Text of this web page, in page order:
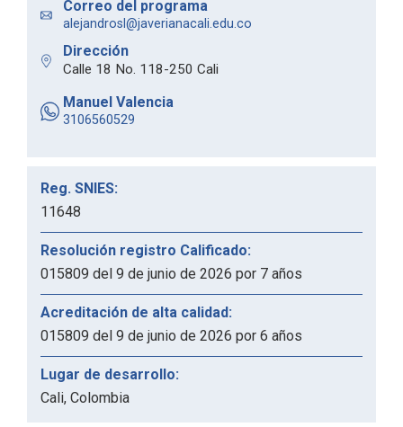
Correo del programa
alejandrosl@javerianacali.edu.co
Dirección
Calle 18 No. 118-250 Cali
Manuel Valencia
3106560529
Reg. SNIES:
11648
Resolución registro Calificado:
015809 del 9 de junio de 2026 por 7 años
Acreditación de alta calidad:
015809 del 9 de junio de 2026 por 6 años
Lugar de desarrollo:
Cali, Colombia